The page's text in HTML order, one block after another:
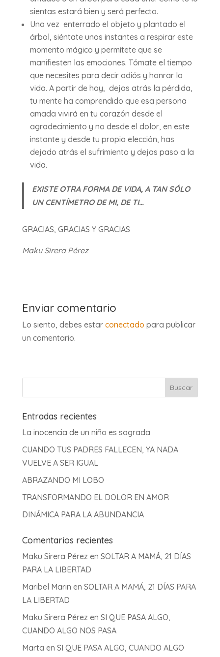
sientas estará bien y será perfecto.
Una vez enterrado el objeto y plantado el
árbol, siéntate unos instantes a respirar este
momento mágico y permítete que se
manifiesten las emociones. Tómate el tiempo
que necesites para decir adiós y honrar la
vida. A partir de hoy, dejas atrás la pérdida,
tu mente ha comprendido que esa persona
amada vivirá en tu corazón desde el
agradecimiento y no desde el dolor, en este
instante y desde tu propia elección, has
dejado atrás el sufrimiento y dejas paso a la
vida.
EXISTE OTRA FORMA DE VIDA, A TAN SÓLO
UN CENTÍMETRO DE MI, DE TI…
GRACIAS, GRACIAS Y GRACIAS
Maku Sirera Pérez
Enviar comentario
Lo siento, debes estar conectado para publicar
un comentario.
Entradas recientes
La inocencia de un niño es sagrada
CUANDO TUS PADRES FALLECEN, YA NADA
VUELVE A SER IGUAL
ABRAZANDO MI LOBO
TRANSFORMANDO EL DOLOR EN AMOR
DINÁMICA PARA LA ABUNDANCIA
Comentarios recientes
Maku Sirera Pérez en SOLTAR A MAMÁ, 21 DÍAS
PARA LA LIBERTAD
Maribel Marin en SOLTAR A MAMÁ, 21 DÍAS PARA
LA LIBERTAD
Maku Sirera Pérez en SI QUE PASA ALGO,
CUANDO ALGO NOS PASA
Marta en SI QUE PASA ALGO, CUANDO ALGO